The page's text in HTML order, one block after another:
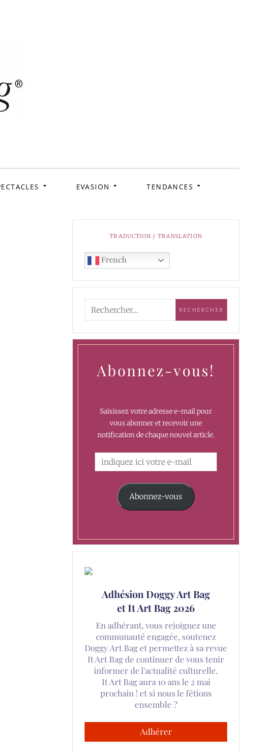
EVASION TENDANCES
TRADUCTION / TRANSLATION
French
Abonnez-vous!
Saisissez votre adresse e-mail pour
vous abonner et recevoir une
notification de chaque nouvel article.
Abonnez-vous
Adhésion Doggy Art Bag
et It Art Bag 2026
En adhérant, vous rejoignez une
communauté engagée, soutenez
Doggy Art Bag et permettez à sa revue
It Art Bag de continuer de vous tenir
informer de l'actualité culturelle.
It Art Bag aura 10 ans le 2 mai
prochain ! et si nous le fêtions
ensemble ?
Adhérer